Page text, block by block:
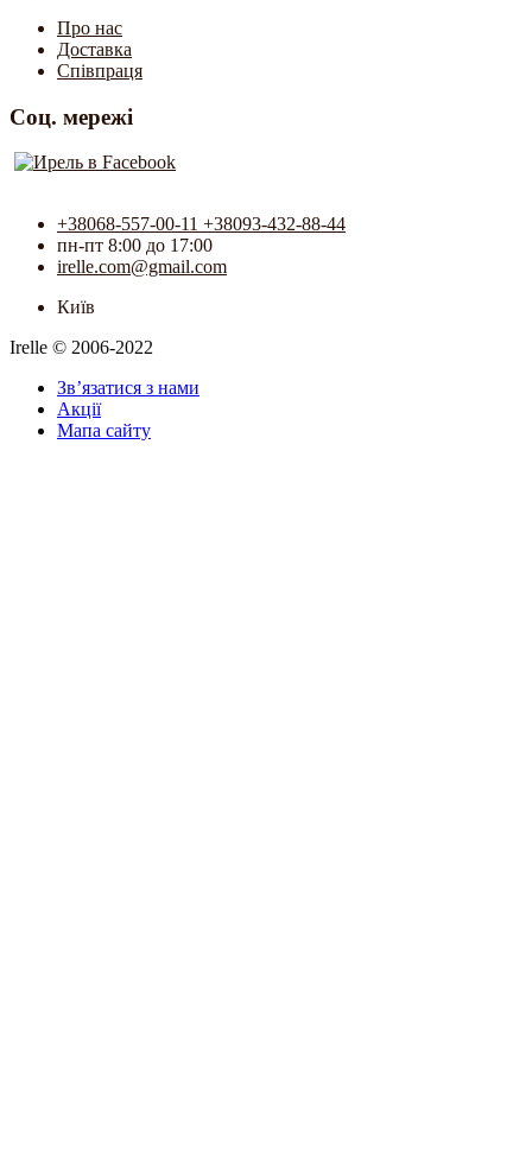
Про нас
Доставка
Співпраця
Соц. мережі
+38068-557-00-11 +38093-432-88-44
пн-пт 8:00 до 17:00
irelle.com@gmail.com
Київ
Irelle © 2006-2022
Зв’язатися з нами
Акції
Мапа сайту